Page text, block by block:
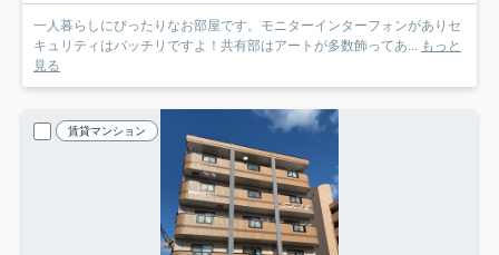
一人暮らしにぴったりなお部屋です。モニターインターフォンがありセ
キュリティはバッチリですよ！共有部はアートが多数飾ってあ... もっと
見る
賃貸マンション